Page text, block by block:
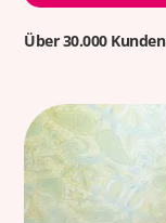
Über 30.000